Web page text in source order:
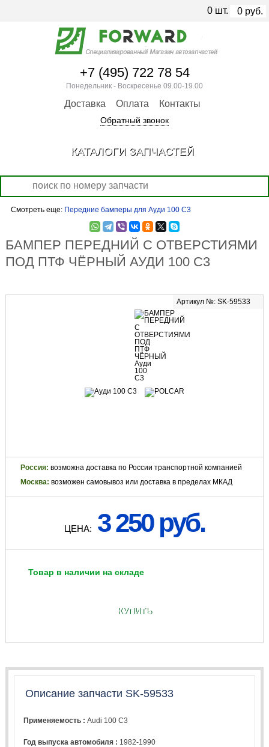
Смотреть еще: Передние бамперы для Ауди 100 С3
БАМПЕР ПЕРЕДНИЙ С ОТВЕРСТИЯМИ
ПОД ПТФ ЧЁРНЫЙ АУДИ 100 С3
Артикул №: SK-59533
Россия: возможна доставка по России транспортной компанией
Москва: возможен самовывоз или доставка в пределах МКАД
ЦЕНА: 3 250 руб.
Товар в наличии на складе
КУПИТЬ
Описание запчасти SK-59533
Применяемость :Audi 100 C3
Год выпуска автомобиля : 1982-1990
+7 (495) 722 78 54
Понедельник - Воскресенье 09.00-19.00
Доставка Оплата Контакты
Обратный звонок
0 шт. 0 руб.
КАТАЛОГИ ЗАПЧАСТЕЙ